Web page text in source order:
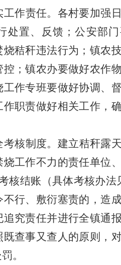
作责任。 各村要加强
处置、反馈；公安部
烧秸秆违法行为；镇农
； 镇农办要做好农作
工作专班要做好协调、
职责做好相关工作，
核制度。 建立秸秆露
烧工作不力的责任单位
核结账 （具体考核办法
行、敷衍塞责的，造
追究责任并进行全镇通
既查事又查 人的原则，
。